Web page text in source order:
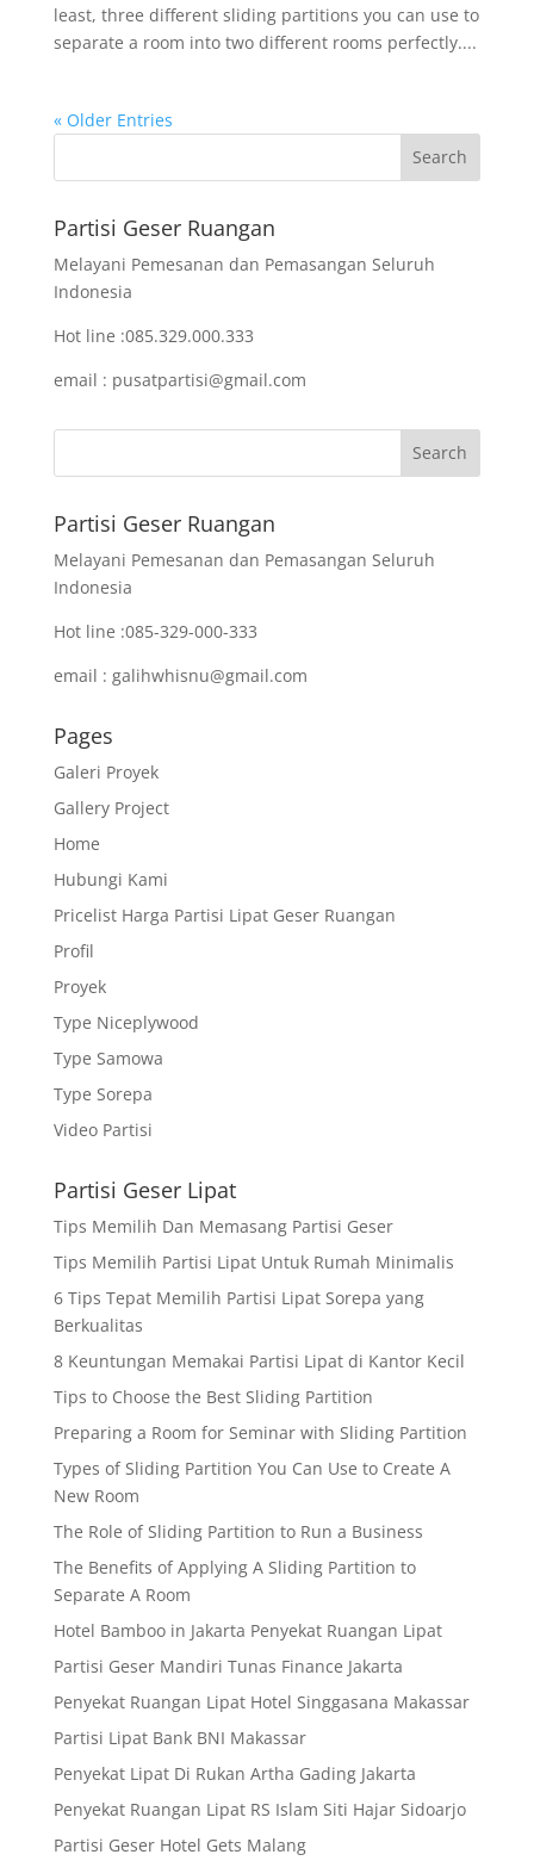
least, three different sliding partitions you can use to
separate a room into two different rooms perfectly....
« Older Entries
Partisi Geser Ruangan
Melayani Pemesanan dan Pemasangan Seluruh
Indonesia
Hot line :085.329.000.333
email : pusatpartisi@gmail.com
Partisi Geser Ruangan
Melayani Pemesanan dan Pemasangan Seluruh
Indonesia
Hot line :085-329-000-333
email : galihwhisnu@gmail.com
Pages
Galeri Proyek
Gallery Project
Home
Hubungi Kami
Pricelist Harga Partisi Lipat Geser Ruangan
Profil
Proyek
Type Niceplywood
Type Samowa
Type Sorepa
Video Partisi
Partisi Geser Lipat
Tips Memilih Dan Memasang Partisi Geser
Tips Memilih Partisi Lipat Untuk Rumah Minimalis
6 Tips Tepat Memilih Partisi Lipat Sorepa yang
Berkualitas
8 Keuntungan Memakai Partisi Lipat di Kantor Kecil
Tips to Choose the Best Sliding Partition
Preparing a Room for Seminar with Sliding Partition
Types of Sliding Partition You Can Use to Create A
New Room
The Role of Sliding Partition to Run a Business
The Benefits of Applying A Sliding Partition to
Separate A Room
Hotel Bamboo in Jakarta Penyekat Ruangan Lipat
Partisi Geser Mandiri Tunas Finance Jakarta
Penyekat Ruangan Lipat Hotel Singgasana Makassar
Partisi Lipat Bank BNI Makassar
Penyekat Lipat Di Rukan Artha Gading Jakarta
Penyekat Ruangan Lipat RS Islam Siti Hajar Sidoarjo
Partisi Geser Hotel Gets Malang